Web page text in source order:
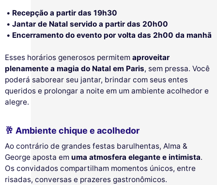
Recepção a partir das 19h30
Jantar de Natal servido a partir das 20h00
Encerramento do evento por volta das 2h00 da manhã
Esses horários generosos permitem aproveitar
plenamente a magia do Natal em Paris, sem pressa. Você
poderá saborear seu jantar, brindar com seus entes
queridos e prolongar a noite em um ambiente acolhedor e
alegre.
🥂 Ambiente chique e acolhedor
Ao contrário de grandes festas barulhentas, Alma &
George aposta em uma atmosfera elegante e intimista.
Os convidados compartilham momentos únicos, entre
risadas, conversas e prazeres gastronômicos.